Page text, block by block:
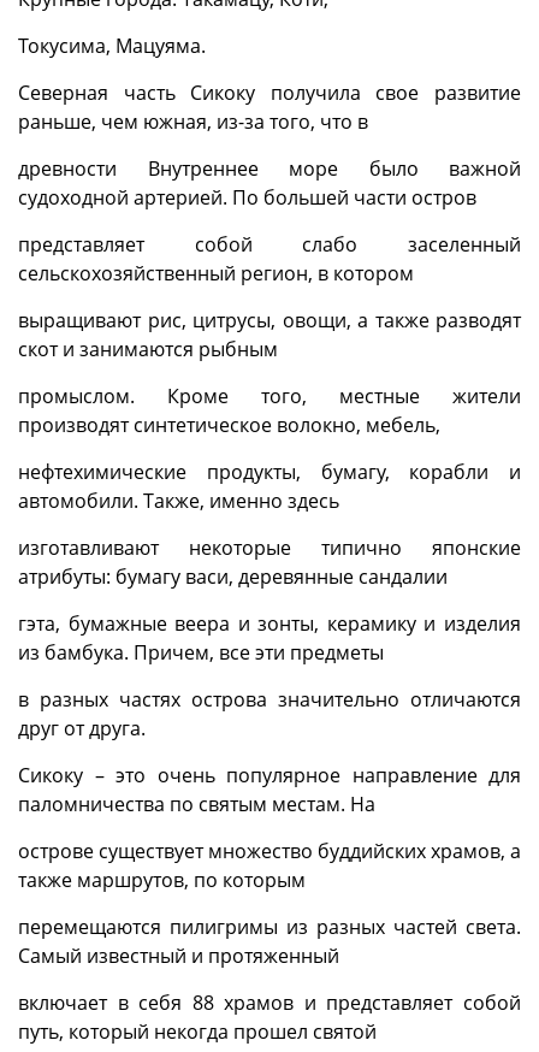
Токусима, Мацуяма.
Северная часть Сикоку получила свое развитие
раньше, чем южная, из-за того, что в
древности Внутреннее море было важной
судоходной артерией. По большей части остров
представляет собой слабо заселенный
сельскохозяйственный регион, в котором
выращивают рис, цитрусы, овощи, а также разводят
скот и занимаются рыбным
промыслом. Кроме того, местные жители
производят синтетическое волокно, мебель,
нефтехимические продукты, бумагу, корабли и
автомобили. Также, именно здесь
изготавливают некоторые типично японские
атрибуты: бумагу васи, деревянные сандалии
гэта, бумажные веера и зонты, керамику и изделия
из бамбука. Причем, все эти предметы
в разных частях острова значительно отличаются
друг от друга.
Сикоку – это очень популярное направление для
паломничества по святым местам. На
острове существует множество буддийских храмов, а
также маршрутов, по которым
перемещаются пилигримы из разных частей света.
Самый известный и протяженный
включает в себя 88 храмов и представляет собой
путь, который некогда прошел святой